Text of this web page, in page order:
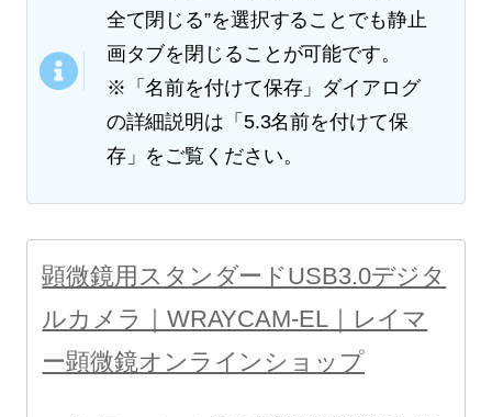
全て閉じる”を選択することでも静止
画タブを閉じることが可能です。
※「名前を付けて保存」ダイアログ
の詳細説明は「5.3名前を付けて保
存」をご覧ください。
顕微鏡用スタンダードUSB3.0デジタ
ルカメラ｜WRAYCAM-EL｜レイマ
ー顕微鏡オンラインショップ